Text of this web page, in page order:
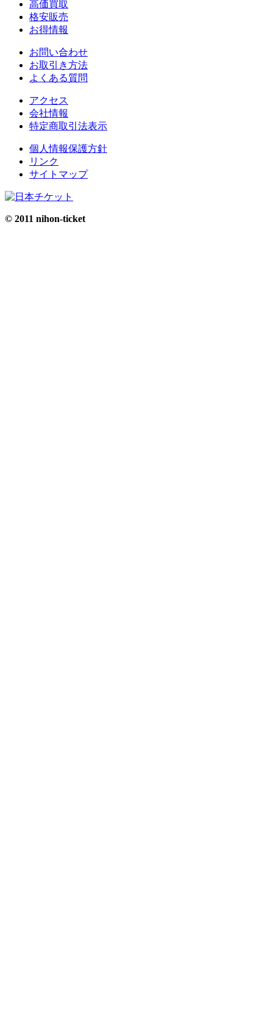
高価買取
格安販売
お得情報
お問い合わせ
お取引き方法
よくある質問
アクセス
会社情報
特定商取引法表示
個人情報保護方針
リンク
サイトマップ
© 2011 nihon-ticket